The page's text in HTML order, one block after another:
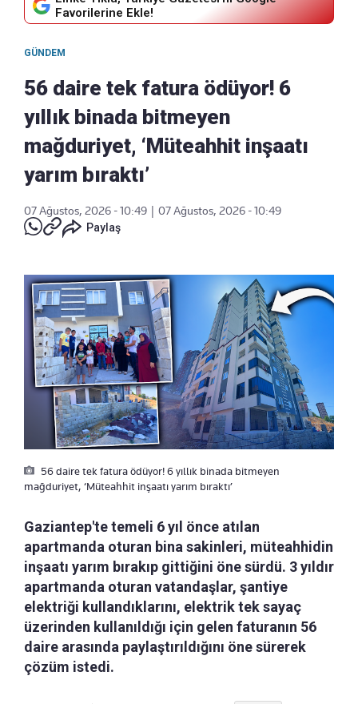
Favorilerine Ekle!
GÜNDEM
56 daire tek fatura ödüyor! 6
yıllık binada bitmeyen
mağduriyet, ‘Müteahhit inşaatı
yarım bıraktı’
07 Ağustos, 2026 - 10:49
07 Ağustos, 2026 - 10:49
Paylaş
56 daire tek fatura ödüyor! 6 yıllık binada bitmeyen
mağduriyet, ‘Müteahhit inşaatı yarım bıraktı’
Gaziantep'te temeli 6 yıl önce atılan
apartmanda oturan bina sakinleri, müteahhidin
inşaatı yarım bırakıp gittiğini öne sürdü. 3 yıldır
apartmanda oturan vatandaşlar, şantiye
elektriği kullandıklarını, elektrik tek sayaç
üzerinden kullanıldığı için gelen faturanın 56
daire arasında paylaştırıldığını öne sürerek
çözüm istedi.